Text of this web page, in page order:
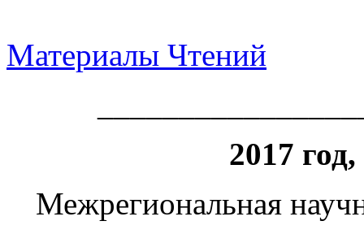
Материалы Чтений
2017
Межрегиональная